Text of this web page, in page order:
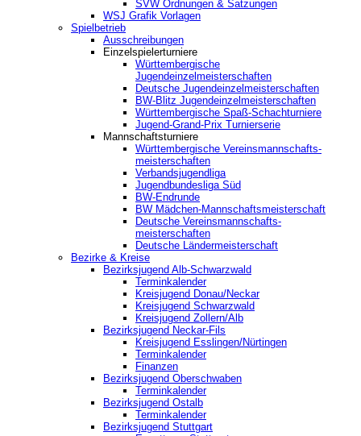
SVW Ordnungen & Satzungen
WSJ Grafik Vorlagen
Spielbetrieb
Ausschreibungen
Einzelspielerturniere
Württembergische
Jugendeinzelmeisterschaften
Deutsche Jugendeinzelmeisterschaften
BW-Blitz Jugendeinzelmeisterschaften
Württembergische Spaß-Schachturniere
Jugend-Grand-Prix Turnierserie
Mannschaftsturniere
Württembergische Vereinsmannschafts-
meisterschaften
Verbandsjugendliga
Jugendbundesliga Süd
BW-Endrunde
BW Mädchen-Mannschaftsmeisterschaft
Deutsche Vereinsmannschafts-
meisterschaften
Deutsche Ländermeisterschaft
Bezirke & Kreise
Bezirksjugend Alb-Schwarzwald
Terminkalender
Kreisjugend Donau/Neckar
Kreisjugend Schwarzwald
Kreisjugend Zollern/Alb
Bezirksjugend Neckar-Fils
Kreisjugend ‎Esslingen/Nürtingen
Terminkalender
Finanzen
Bezirksjugend Oberschwaben
Terminkalender
Bezirksjugend Ostalb
Terminkalender
Bezirksjugend Stuttgart